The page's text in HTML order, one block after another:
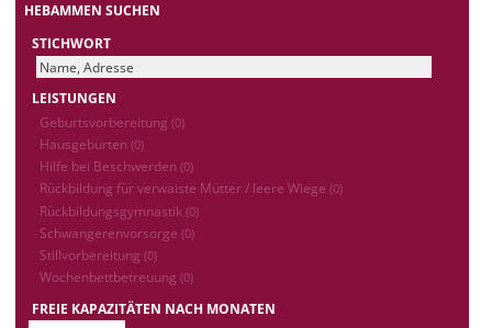
HEBAMMEN SUCHEN
STICHWORT
LEISTUNGEN
Geburtsvorbereitung (0)
Hausgeburten (0)
Hilfe bei Beschwerden (0)
Rückbildung für verwaiste Mütter / leere Wiege (0)
Rückbildungsgymnastik (0)
Schwangerenvorsorge (0)
Stillvorbereitung (0)
Wochenbettbetreuung (0)
FREIE KAPAZITÄTEN NACH MONATEN